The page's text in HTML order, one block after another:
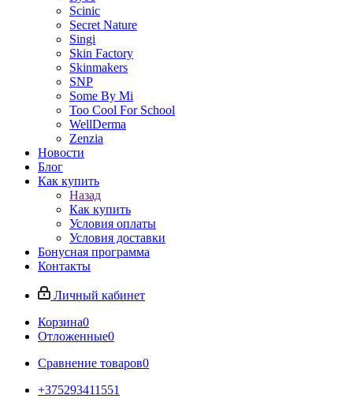
Scinic
Secret Nature
Singi
Skin Factory
Skinmakers
SNP
Some By Mi
Too Cool For School
WellDerma
Zenzia
Новости
Блог
Как купить
Назад
Как купить
Условия оплаты
Условия доставки
Бонусная программа
Контакты
Личный кабинет
Корзина0
Отложенные0
Сравнение товаров0
+375293411551